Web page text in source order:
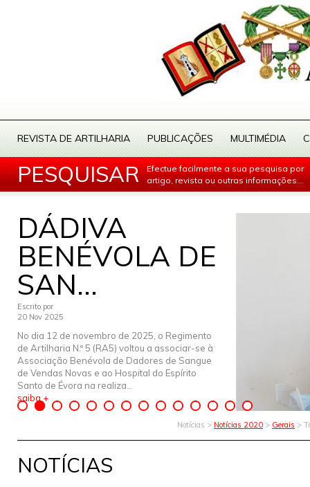
REVISTA DE ARTILHARIA PUBLICAÇÕES MULTIMÉDIA
PESQUISAR
Efectue facilmente a sua pesquisa por
artigo, revista ou outras informações...
DÁDIVA
BENÉVOLA DE
SAN...
Escrito por
20 Nov 2025
No dia 12 de novembro de 2025, o Regimento
de Artilharia N.º 5 (RA5) voltou a associar-se à
Associação Benévola de Dadores de Sangue
de Vendas Novas e ao Hospital do Espírito
Santo de Évora na realiza...
saiba +
Notícias > Notícias 2020 > Gerais >
NOTÍCIAS